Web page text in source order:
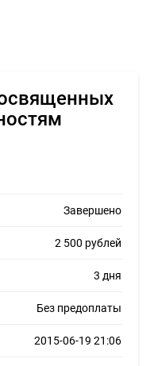
Завершено
2 500 рублей
3 дня
Без предоплаты
2015-06-19 21:06